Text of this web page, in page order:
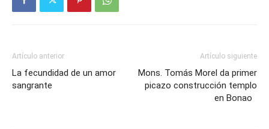
Artículo anterior
La fecundidad de un amor
sangrante
Artículo siguiente
Mons. Tomás Morel da primer
picazo construcción templo
en Bonao